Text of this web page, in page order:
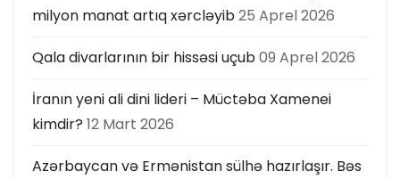
milyon manat artıq xərcləyib25 Aprel 2026
Qala divarlarının bir hissəsi uçub09 Aprel 2026
İranın yeni ali dini lideri – Müctəba Xamenei
kimdir? 12 Mart 2026
Azərbaycan və Ermənistan sülhə hazırlaşır. Bəs